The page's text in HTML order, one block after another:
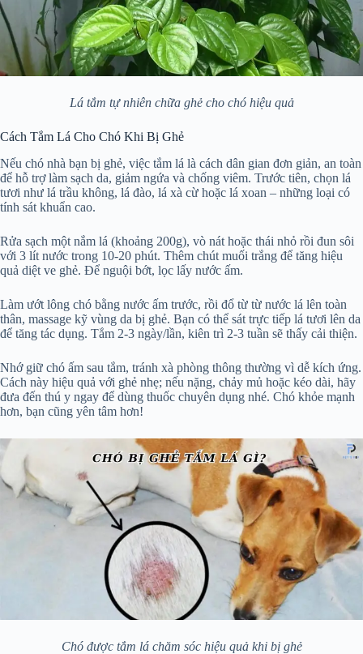
Lá tắm tự nhiên chữa ghẻ cho chó hiệu quả
Cách Tắm Lá Cho Chó Khi Bị Ghẻ
Nếu chó nhà bạn bị ghẻ, việc tắm lá là cách dân gian đơn giản, an toàn
để hỗ trợ làm sạch da, giảm ngứa và chống viêm. Trước tiên, chọn lá
tươi như lá trầu không, lá đào, lá xà cừ hoặc lá xoan – những loại có
tính sát khuẩn cao.
Rửa sạch một nắm lá (khoảng 200g), vò nát hoặc thái nhỏ rồi đun sôi
với 3 lít nước trong 10-20 phút. Thêm chút muối trắng để tăng hiệu
quả diệt ve ghẻ. Để nguội bớt, lọc lấy nước ấm.
Làm ướt lông chó bằng nước ấm trước, rồi đổ từ từ nước lá lên toàn
thân, massage kỹ vùng da bị ghẻ. Bạn có thể sát trực tiếp lá tươi lên da
để tăng tác dụng. Tắm 2-3 ngày/lần, kiên trì 2-3 tuần sẽ thấy cải thiện.
Nhớ giữ chó ấm sau tắm, tránh xà phòng thông thường vì dễ kích ứng.
Cách này hiệu quả với ghẻ nhẹ; nếu nặng, chảy mủ hoặc kéo dài, hãy
đưa đến thú y ngay để dùng thuốc chuyên dụng nhé. Chó khỏe mạnh
hơn, bạn cũng yên tâm hơn!
Chó được tắm lá chăm sóc hiệu quả khi bị ghẻ